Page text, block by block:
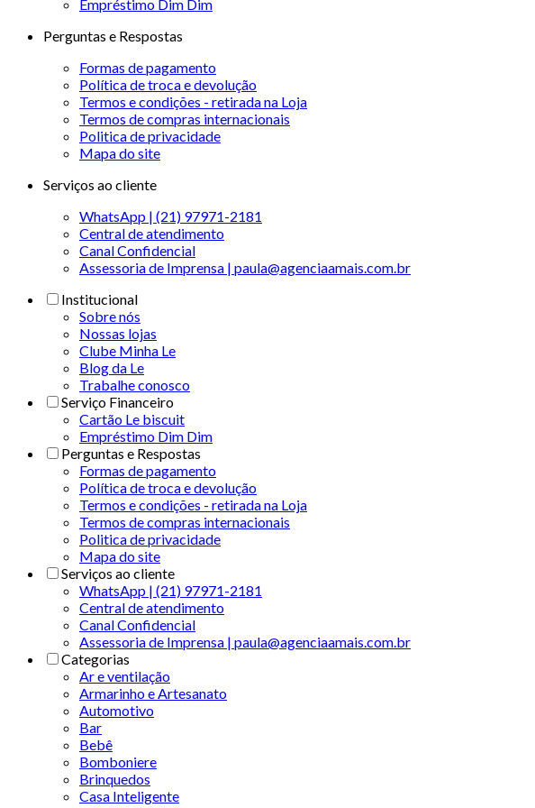
Empréstimo Dim Dim
Perguntas e Respostas
Formas de pagamento
Política de troca e devolução
Termos e condições - retirada na Loja
Termos de compras internacionais
Politica de privacidade
Mapa do site
Serviços ao cliente
WhatsApp | (21) 97971-2181
Central de atendimento
Canal Confidencial
Assessoria de Imprensa | paula@agenciaamais.com.br
Institucional
Sobre nós
Nossas lojas
Clube Minha Le
Blog da Le
Trabalhe conosco
Serviço Financeiro
Cartão Le biscuit
Empréstimo Dim Dim
Perguntas e Respostas
Formas de pagamento
Política de troca e devolução
Termos e condições - retirada na Loja
Termos de compras internacionais
Politica de privacidade
Mapa do site
Serviços ao cliente
WhatsApp | (21) 97971-2181
Central de atendimento
Canal Confidencial
Assessoria de Imprensa | paula@agenciaamais.com.br
Categorias
Ar e ventilação
Armarinho e Artesanato
Automotivo
Bar
Bebê
Bomboniere
Brinquedos
Casa Inteligente